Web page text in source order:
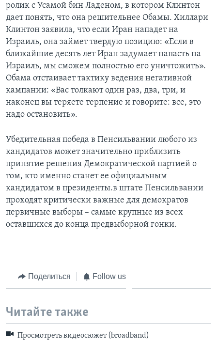
ролик с Усамой бин Ладеном, в котором Клинтон
дает понять, что она решительнее Обамы. Хиллари
Клинтон заявила, что если Иран нападет на
Израиль, она займет твердую позицию: «Если в
ближайшие десять лет Иран задумает напасть на
Израиль, мы сможем полностью его уничтожить».
Обама отстаивает тактику ведения негативной
кампании: «Вас толкают один раз, два, три, и
наконец вы теряете терпение и говорите: все, это
надо остановить».
Убедительная победа в Пенсильвании любого из
кандидатов может значительно приблизить
принятие решения Демократической партией о
том, кто именно станет ее официальным
кандидатом в президенты.в штате Пенсильвании
проходят критически важные для демократов
первичные выборы – самые крупные из всех
оставшихся до конца предвыборной гонки.
Поделиться Follow us
Читайте также
Просмотреть видеосюжет (broadband)